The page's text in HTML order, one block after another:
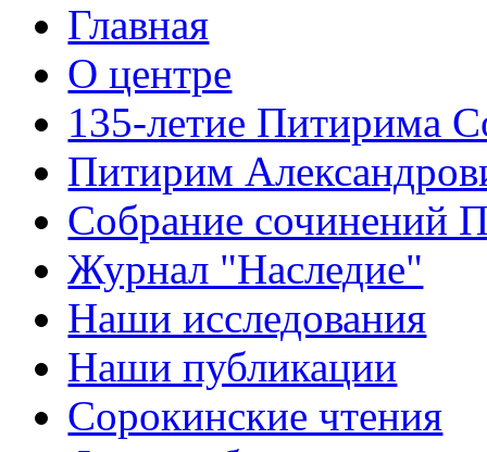
Главная
О центре
135-летие Питирима
Питирим
Собрание сочинений
Журнал "Наследие"
Наши исследования
Наши публикации
Сорокинские чтения